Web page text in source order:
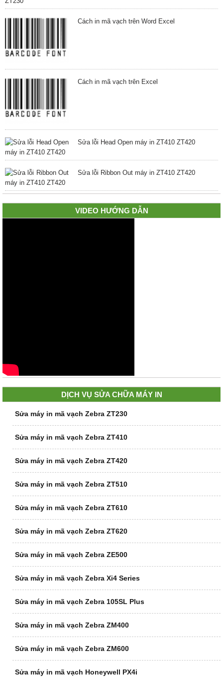
Cách in mã vạch trên Word Excel
Cách in mã vạch trên Excel
Sửa lỗi Head Open máy in ZT410 ZT420
Sửa lỗi Ribbon Out máy in ZT410 ZT420
VIDEO HƯỚNG DẪN
DỊCH VỤ SỬA CHỮA MÁY IN
Sửa máy in mã vạch Zebra ZT230
Sửa máy in mã vạch Zebra ZT410
Sửa máy in mã vạch Zebra ZT420
Sửa máy in mã vạch Zebra ZT510
Sửa máy in mã vạch Zebra ZT610
Sửa máy in mã vạch Zebra ZT620
Sửa máy in mã vạch Zebra ZE500
Sửa máy in mã vạch Zebra Xi4 Series
Sửa máy in mã vạch Zebra 105SL Plus
Sửa máy in mã vạch Zebra ZM400
Sửa máy in mã vạch Zebra ZM600
Sửa máy in mã vạch Honeywell PX4i